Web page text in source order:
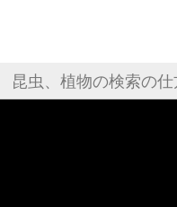
昆虫、植物の検索の